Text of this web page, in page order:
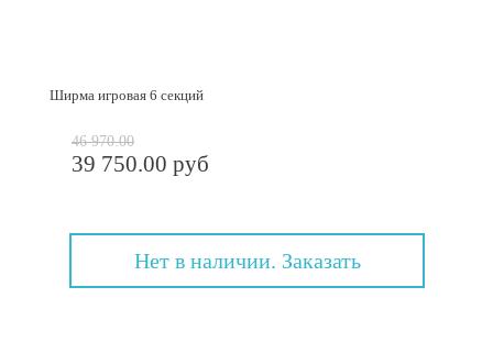
Ширма игровая 6 секций
46 970.00
39 750.00 руб
Нет в наличии. Заказать